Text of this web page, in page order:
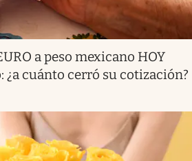
a peso mexicano HOY
¿a cuánto cerró su cotización?